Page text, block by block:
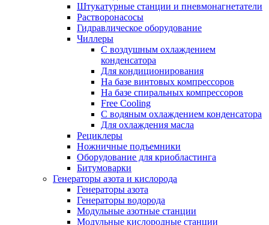
Штукатурные станции и пневмонагнетатели
Растворонасосы
Гидравлическое оборудование
Чиллеры
С воздушным охлаждением
конденсатора
Для кондиционирования
На базе винтовых компрессоров
На базе спиральных компрессоров
Free Cooling
С водяным охлаждением конденсатора
Для охлаждения масла
Рециклеры
Ножничные подъемники
Оборудование для криобластинга
Битумоварки
Генераторы азота и кислорода
Генераторы азота
Генераторы водорода
Модульные азотные станции
Модульные кислородные станции